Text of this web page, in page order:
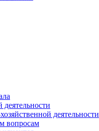
деятельности
вопросам